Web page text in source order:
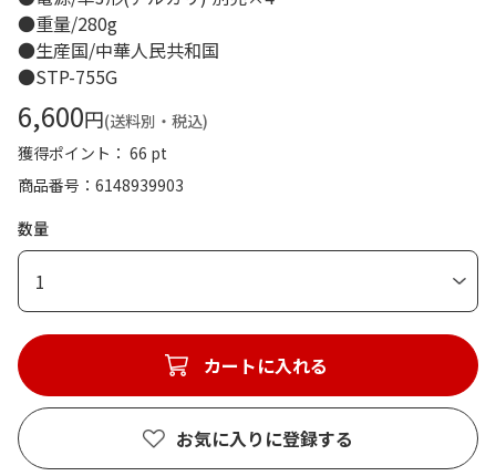
●重量/280g
●生産国/中華人民共和国
●STP-755G
6,600円(送料別・税込)
獲得ポイント： 66 pt
商品番号
6148939903
数量
1
カートに入れる
お気に入りに登録する